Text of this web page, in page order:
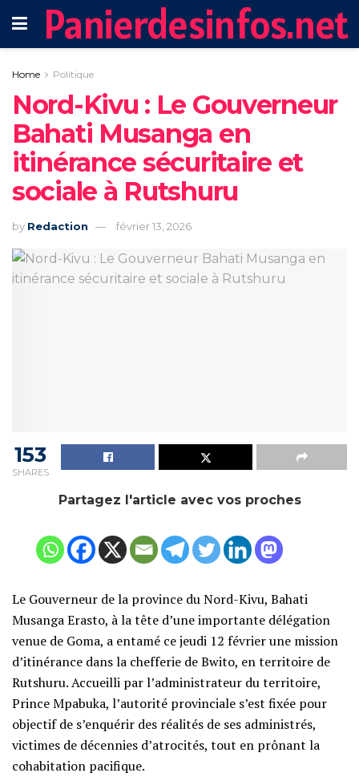
Panierdesinfos.net
Home Politique
Nord-Kivu : Le Gouverneur
Bahati Musanga en
itinérance sécuritaire et
sociale à Rutshuru
by Redaction février 13, 2026
153
SHARES
Partagez l'article avec vos proches
Le Gouverneur de la province du Nord-Kivu, Bahati
Musanga Erasto, à la tête d’une importante délégation
venue de Goma, a entamé ce jeudi 12 février une mission
d’itinérance dans la chefferie de Bwito, en territoire de
Rutshuru. Accueilli par l’administrateur du territoire,
Prince Mpabuka, l’autorité provinciale s’est fixée pour
objectif de s’enquérir des réalités de ses administrés,
victimes de décennies d’atrocités, tout en prônant la
cohabitation pacifique.